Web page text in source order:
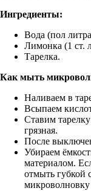
Ингредиенты:
Вода (пол
Лимонка (1 ст.
Тарелка.
Как мыть
Наливаем в
Всыпаем
Ставим
грязная.
После
Убираем
материалом.
отмыть губкой